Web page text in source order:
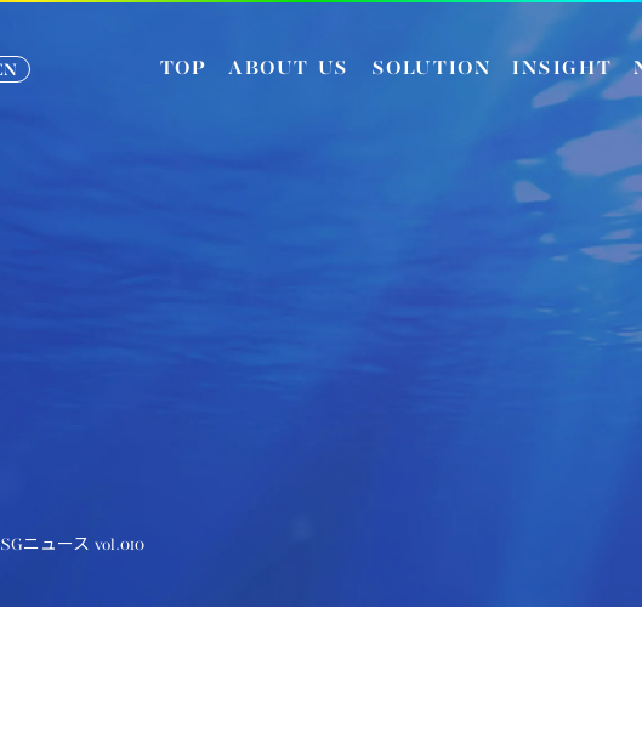
TOP ABOUT US SOLUTION INSIGHT
ニュース vol.010